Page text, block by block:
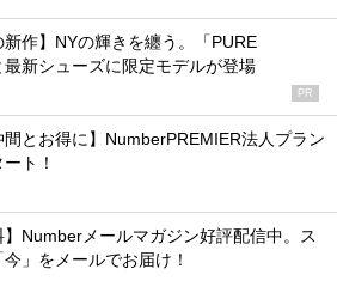
新作】NYの輝きを纏う。「PURE
最新シューズに限定モデルが登場
PR
間とお得に】NumberPREMIER法人プラン
ト！
】Numberメールマガジン好評配信中。ス
」をメールでお届け！